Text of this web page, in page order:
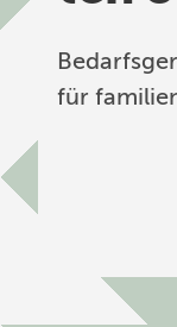
Karriere
Kontakt
für